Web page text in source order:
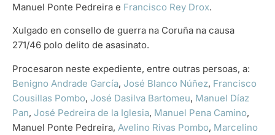
Manuel Ponte Pedreira e Francisco Rey Drox.
Xulgado en consello de guerra na Coruña na causa
271/46 polo delito de asasinato.
Procesaron neste expediente, entre outras persoas, a:
Benigno Andrade García, José Blanco Núñez, Francisco
Cousillas Pombo, José Dasilva Bartomeu, Manuel Díaz
Pan, José Pedreira de la Iglesia, Manuel Pena Camino,
Manuel Ponte Pedreira, Avelino Rivas Pombo, Marcelino